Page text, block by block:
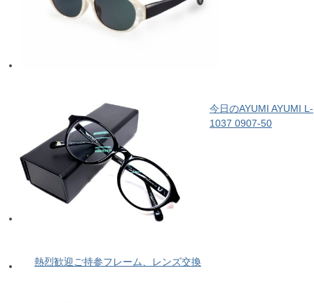
今日のAYUMI AYUMI L-
1037 0907-50
熱烈歓迎ご持参フレーム、レンズ交換